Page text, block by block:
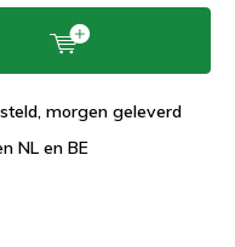
morgen geleverd
NL en BE